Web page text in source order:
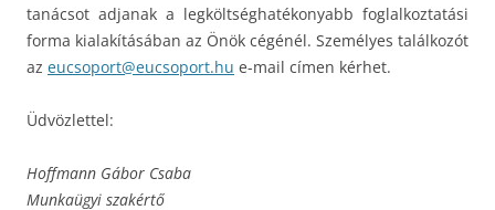
tanácsot adjanak a legköltséghatékonyabb foglalkoztatási
forma kialakításában az Önök cégénél. Személyes találkozót
az eucsoport@eucsoport.hu e-mail címen kérhet.
Üdvözlettel:
Hoffmann Gábor Csaba
Munkaügyi szakértő